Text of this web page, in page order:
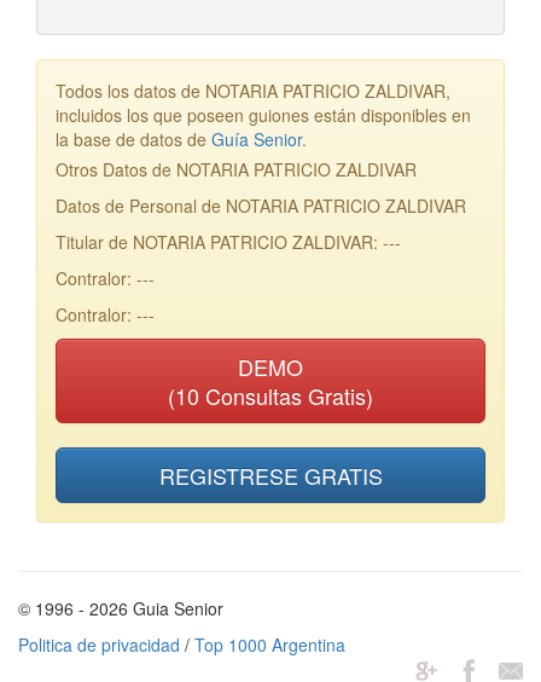
Todos los datos de NOTARIA PATRICIO ZALDIVAR,
incluidos los que poseen guiones están disponibles en
la base de datos de Guía Senior.
Otros Datos de NOTARIA PATRICIO ZALDIVAR
Datos de Personal de NOTARIA PATRICIO ZALDIVAR
Titular de NOTARIA PATRICIO ZALDIVAR: ---
Contralor: ---
Contralor: ---
DEMO
(10 Consultas Gratis)
REGISTRESE GRATIS
© 1996 - 2026 Guia Senior
Politica de privacidad / Top 1000 Argentina